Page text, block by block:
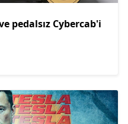
pedalsız Cybercab'i